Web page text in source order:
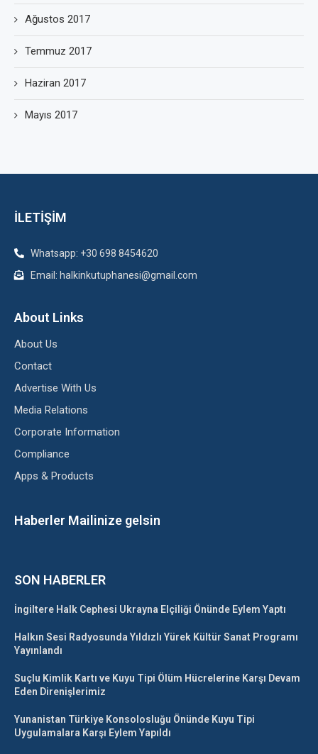
Ağustos 2017
Temmuz 2017
Haziran 2017
Mayıs 2017
İLETİŞİM
Whatsapp: +30 698 8454620
Email: halkinkutuphanesi@gmail.com
About Links
About Us
Contact
Advertise With Us
Media Relations
Corporate Information
Compliance
Apps & Products
Haberler Mailinize gelsin
SON HABERLER
İngiltere Halk Cephesi Ukrayna Elçiliği Önünde Eylem Yaptı
Halkın Sesi Radyosunda Yıldızlı Yürek Kültür Sanat Programı
Yayınlandı
Suçlu Kimlik Kartı ve Kuyu Tipi Ölüm Hücrelerine Karşı Devam
Eden Direnişlerimiz
Yunanistan Türkiye Konsolosluğu Önünde Kuyu Tipi
Uygulamalara Karşı Eylem Yapıldı